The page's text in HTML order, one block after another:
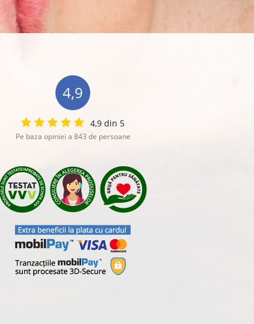
4,9
4,9 din 5
Pe baza opiniei a 843 de persoane